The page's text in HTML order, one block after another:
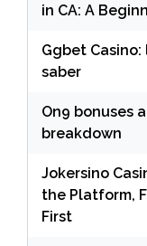
in CA: A
Ggbet
saber
On9 bonuses
breakdown
Jokersino
the Platform,
First